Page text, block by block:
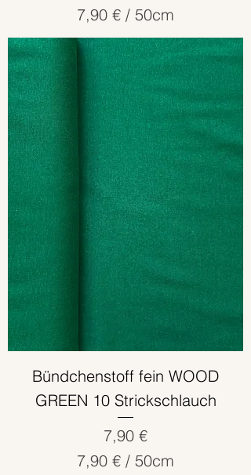
7,90 € / 50cm
7
,
9
0
€
p
r
o
5
0
Z
e
n
t
i
m
e
t
e
r
Bündchenstoff fein WOOD
GREEN 10 Strickschlauch
Preis
7,90 €
7,90 € / 50cm